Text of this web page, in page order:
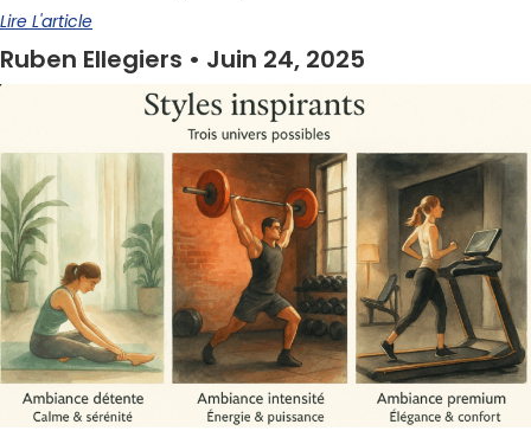
Lire L'article
Ruben Ellegiers Juin 24, 2025